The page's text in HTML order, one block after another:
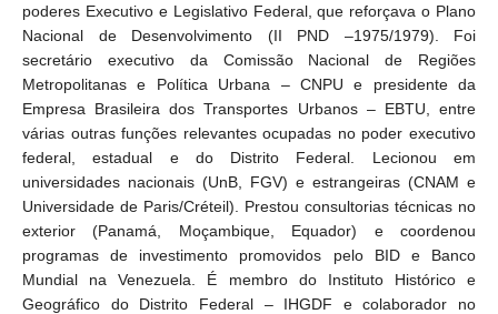
poderes Executivo e Legislativo Federal, que reforçava o Plano
Nacional de Desenvolvimento (II PND –1975/1979). Foi
secretário executivo da Comissão Nacional de Regiões
Metropolitanas e Política Urbana – CNPU e presidente da
Empresa Brasileira dos Transportes Urbanos – EBTU, entre
várias outras funções relevantes ocupadas no poder executivo
federal, estadual e do Distrito Federal. Lecionou em
universidades nacionais (UnB, FGV) e estrangeiras (CNAM e
Universidade de Paris/Créteil). Prestou consultorias técnicas no
exterior (Panamá, Moçambique, Equador) e coordenou
programas de investimento promovidos pelo BID e Banco
Mundial na Venezuela. É membro do Instituto Histórico e
Geográfico do Distrito Federal – IHGDF e colaborador no